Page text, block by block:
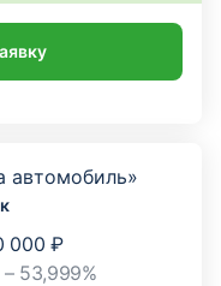
автомобиль»
000 ₽
53,999%